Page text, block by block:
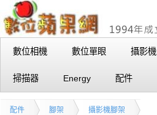
數位相機 數位單眼 攝影機
掃描器 Energy 配件
配件 腳架 攝影機腳架